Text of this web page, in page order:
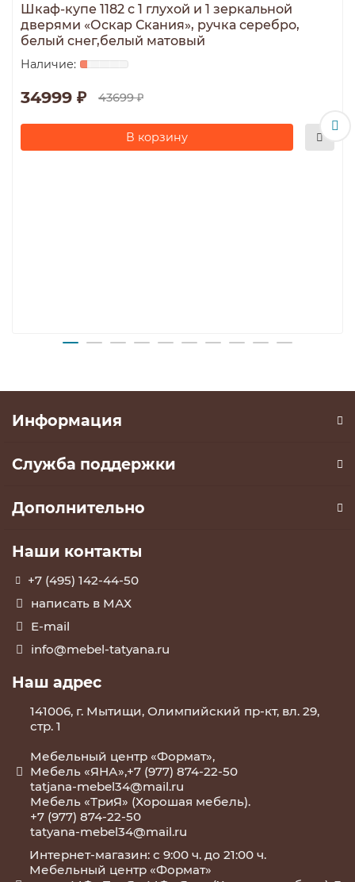
Шкаф-купе 1182 с 1 глухой и 1 зеркальной
дверями «Оскар Скания», ручка серебро,
белый снег,белый матовый
34999 ₽ 43699 ₽
В корзину
Информация
Служба поддержки
Дополнительно
Наши контакты
+7 (495) 142-44-50
написать в МАХ
E-mail
info@mebel-tatyana.ru
Наш адрес
141006, г. Мытищи, Олимпийский пр-кт, вл. 29,
стр. 1
Мебельный центр «Формат»,
Мебель «ЯНА»,+7 (977) 874-22-50
tatjana-mebel34@mail.ru
Мебель «ТриЯ» (Хорошая мебель).
+7 (977) 874-22-50
tatyana-mebel34@mail.ru
Интернет-магазин: с 9:00 ч. до 21:00 ч.
Мебельный центр «Формат»